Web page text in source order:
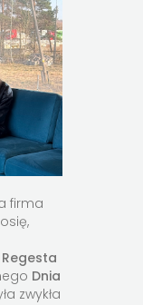
firma
Regesta
Dnia
zwykła